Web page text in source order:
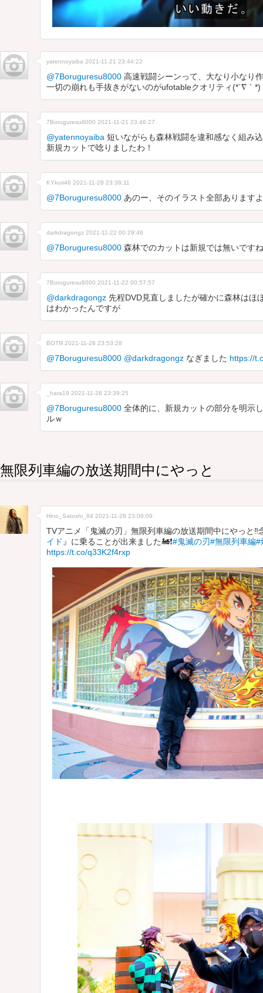
yatennoyaiba 2021-11-21 23:44:22
@7Boruguresu8000 高速戦闘シーンって、大なり小なり
一切の崩れも手抜きがないのがufotableクオリティ(*´∇｀*)
7Boruguresu8000 2021-11-21 23:46:27
@yatennoyaiba 短いながらも森林戦闘を違和感なく組み
新規カットで唸りましたわ！
KYkuri46 2021-11-28 23:38:11
@7Boruguresu8000 あのー、そのイラスト全部あります
darkdragongz 2021-11-22 00:29:46
@7Boruguresu8000 森林でのカットは新規では無いですね
7Boruguresu8000 2021-11-22 00:57:57
@darkdragongz 先程DVD見直しましたが確かに森林は
はわかったんですが
BOTIll 2021-11-28 23:53:28
@7Boruguresu8000 @darkdragongz なぎました https://
_hara19 2021-11-28 23:39:25
@7Boruguresu8000 全体的に、新規カットの部分を明示
ルｗ
無限列車編の放送期間中にやっと
Hino_Satoshi_84 2021-11-28 23:09:09
TVアニメ「鬼滅の刃」無限列車編の放送期間中にやっと‼️
イド 』に乗ることが出来ました🚂❗️#鬼滅の刃#無限列車編#
https://t.co/q33K2f4rxp